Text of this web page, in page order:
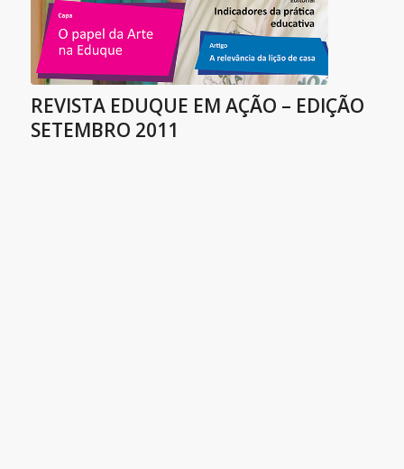
REVISTA EDUQUE EM AÇÃO – EDIÇÃO
SETEMBRO 2011